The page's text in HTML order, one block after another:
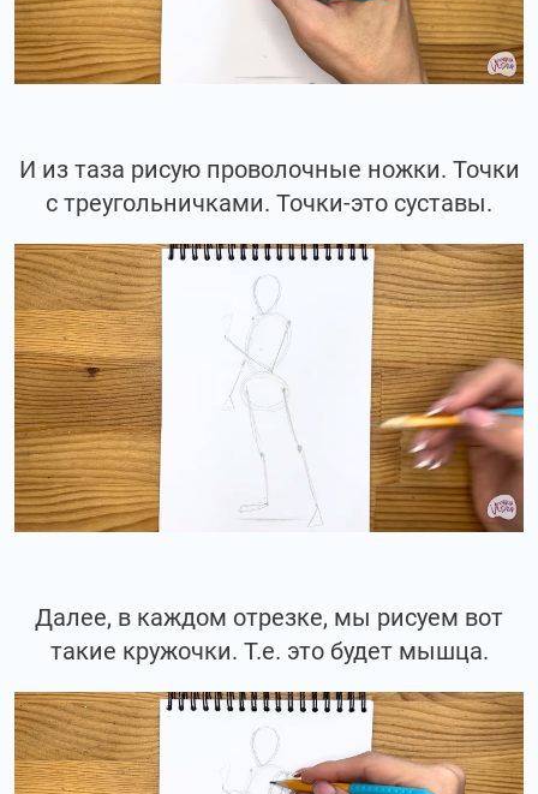
И из таза рисую проволочные ножки. Точки
с треугольничками. Точки-это суставы.
Далее, в каждом отрезке, мы рисуем вот
такие кружочки. Т.е. это будет мышца.